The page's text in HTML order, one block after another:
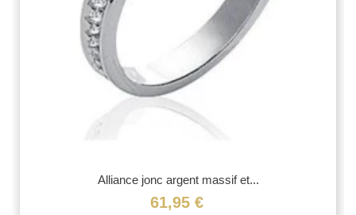
Alliance jonc argent massif et...
61,95 €